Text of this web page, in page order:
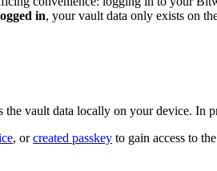
in, your vault data only exists on
vault data locally on your device. In
, orcreated passkey to gain access to the